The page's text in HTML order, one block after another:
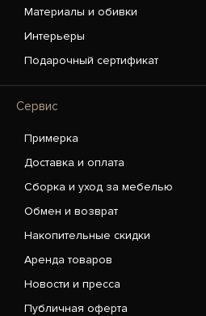
Материалы и обивки
Интерьеры
Подарочный сертификат
Сервис
Примерка
Доставка и оплата
Сборка и уход за мебелью
Обмен и возврат
Накопительные скидки
Аренда товаров
Новости и пресса
Публичная оферта